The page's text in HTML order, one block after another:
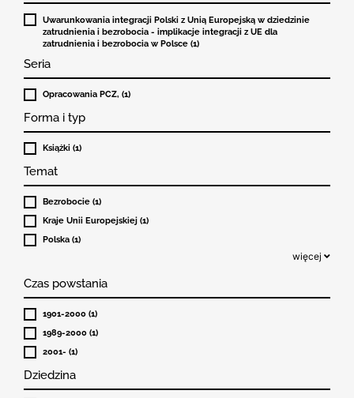
Uwarunkowania integracji Polski z Unią Europejską w dziedzinie
zatrudnienia i bezrobocia - implikacje integracji z UE dla
zatrudnienia i bezrobocia w Polsce (1)
Seria
Opracowania PCZ, (1)
Forma i typ
Książki (1)
Temat
Bezrobocie (1)
Kraje Unii Europejskiej (1)
Polska (1)
więcej
Czas powstania
1901-2000 (1)
1989-2000 (1)
2001- (1)
Dziedzina